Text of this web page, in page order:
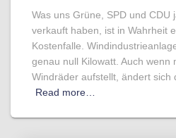
Was uns Grüne, SPD und CDU
verkauft haben, ist in Wahrheit
Kostenfalle.
genau null Kilowatt. Auch wenn
Windräder aufstellt, ändert sich
Read more…